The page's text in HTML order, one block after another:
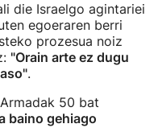
die Israelgo agintariei
egoeraren berri
prozesua noiz
"Orain arte ez dugu
.
50 bat
baino gehiago